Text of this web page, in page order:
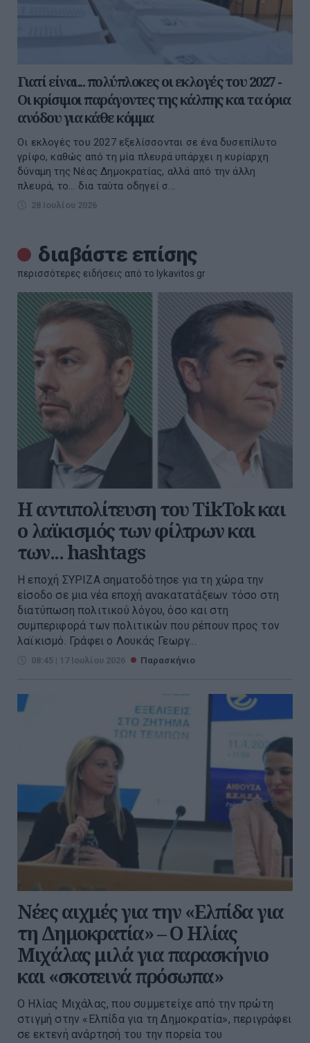
Γιατί είναι... πολύπλοκες οι εκλογές του 2027 -
Οι κρίσιμοι παράγοντες της κάλπης και τα όρια
ανόδου για κάθε κόμμα
Οι εκλογές του 2027 εξελίσσονται σε ένα δυσεπίλυτο
γρίφο, καθώς από τη μία πλευρά υπάρχει η κυρίαρχη
δύναμη της Νέας Δημοκρατίας, αλλά από την άλλη
πλευρά, το... δια ταύτα οδηγεί σ...
28 Ιουλίου 2026
διαβάστε επίσης
περισσότερες ειδήσεις από το lykavitos.gr
Η αντιπολίτευση του TikTok και
ο λαϊκισμός των φίλτρων και
των... hashtags
Η εποχή ΣΥΡΙΖΑ σηματοδότησε για τη χώρα την
είσοδο σε μια νέα εποχή ανακατατάξεων τόσο στη
διατύπωση πολιτικού λόγου, όσο και στη
συμπεριφορά των πολιτικών που ρέπουν προς τον
λαϊκισμό. Γράφει ο Λουκάς Γεωργ...
08:45 | 17 Ιουλίου 2026 Παρασκήνιο
Νέες αιχμές για την «Ελπίδα για
τη Δημοκρατία» – Ο Ηλίας
Μιχάλας μιλά για παρασκήνιο
και «σκοτεινά πρόσωπα»
Ο Ηλίας Μιχάλας, που συμμετείχε από την πρώτη
στιγμή στην «Ελπίδα για τη Δημοκρατία», περιγράφει
σε εκτενή ανάρτησή του την πορεία του